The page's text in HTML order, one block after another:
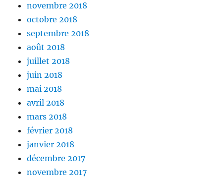
novembre 2018
octobre 2018
septembre 2018
août 2018
juillet 2018
juin 2018
mai 2018
avril 2018
mars 2018
février 2018
janvier 2018
décembre 2017
novembre 2017